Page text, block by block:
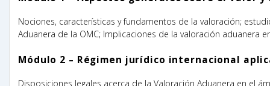
Nociones, características y fundamentos de la valoración;
Aduanera de la OMC; Implicaciones de la valoración aduanera
Módulo 2 – Régimen jurídico internacional
Disposiciones legales acerca de la Valoración Aduanera en el